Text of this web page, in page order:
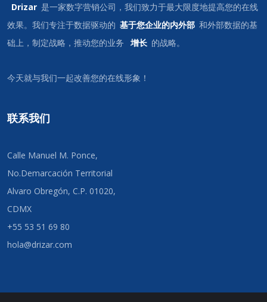
Drizar 是一家数字营销公司，我们致力于最大限度地提高您的在线
效果。我们专注于数据驱动的 基于您企业的内外部 和外部数据的基
础上，制定战略，推动您的业务
增长 的战略。
今天就与我们一起改善您的在线形象！
联系我们
Calle Manuel M. Ponce,
No.Demarcación Territorial
Alvaro Obregón, C.P. 01020,
CDMX
+55 53 51 69 80
hola@drizar.com